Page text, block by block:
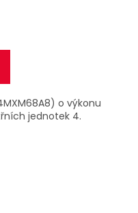
o výkonu
jednotek 4.